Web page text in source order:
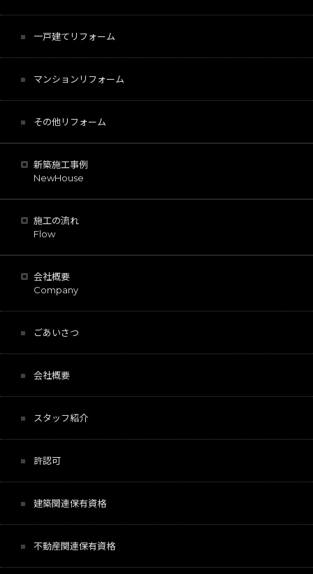
一戸建てリフォーム
マンションリフォーム
その他リフォーム
新築施工事例
NewHouse
施工の流れ
Flow
会社概要
Company
ごあいさつ
会社概要
スタッフ紹介
許認可
建築関連保有資格
不動産関連保有資格